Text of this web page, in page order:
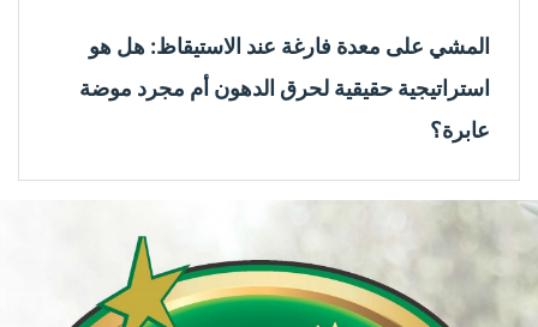
المشي على معدة فارغة عند الاستيقاظ: هل هو
استراتيجية حقيقية لحرق الدهون أم مجرد موضة
عابرة؟